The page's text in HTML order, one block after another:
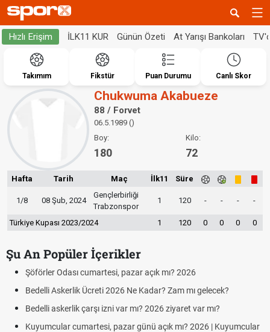
Hızlı Erişim İLK11 KUR Günün Özeti At Yarışı Bankoları
Takımım Fikstür Puan Durumu Canlı Skor
Chukwuma Akabueze
88 / Forvet
06.5.1989 ()
Boy:
180
Kilo:
72
Hafta Tarih Maç İlk11 Süre
1/8 08 Şub, 2024
Gençlerbirliği
Trabzonspor
1 120 - - - -
Türkiye Kupası 2023/2024 1 120 0 0 0 0
Şu An Popüler İçerikler
Şöförler Odası cumartesi, pazar açık mı? 2026
Bedelli Askerlik Ücreti 2026 Ne Kadar? Zam mı gelecek?
Bedelli askerlik çarşı izni var mı? 2026 ziyaret var mı?
Kuyumcular cumartesi, pazar günü açık mı? 2026 | Kuyumcular